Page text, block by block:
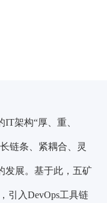
架构“厚、重、
链条、紧耦合、灵
展。基于此， 五矿
引入DevOps工具链